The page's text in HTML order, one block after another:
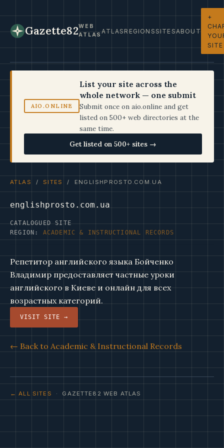
Gazette82WEB
ATLASATLASREGIONSSITESABOUT
+
SITE
AIO.ONLINE
List your site across the
whole network — one submit
Submit once on aio.online and get
listed on 500+ web directories at the
same time.
Get listed on 500+ sites →
ATLAS / SITES / ENGLISHPROSTO.COM.UA
englishprosto.com.ua
CATALOGUED SITE
REGION: ACADEMIC & INSTRUCTIONAL RECORDS
Репетитор английского языка Бойченко
Владимир предоставляет частные уроки
английского в Киеве и онлайн для всех
возрастных категорий.
VISIT SITE →
← Back to Academic & Instructional Records
← ALL SITES · GAZETTE82 WEB ATLAS